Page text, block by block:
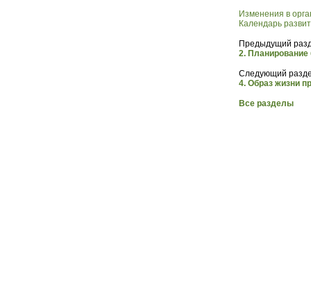
Изменения в
Календарь
Предыдущий
2. Планирование
Следующий
4. Образ жизни
Все разделы